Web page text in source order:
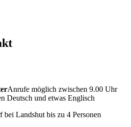
Anrufe möglich zwischen 9.00 Uhr
Deutsch und etwas Englisch
Landshut bis zu 4 Personen